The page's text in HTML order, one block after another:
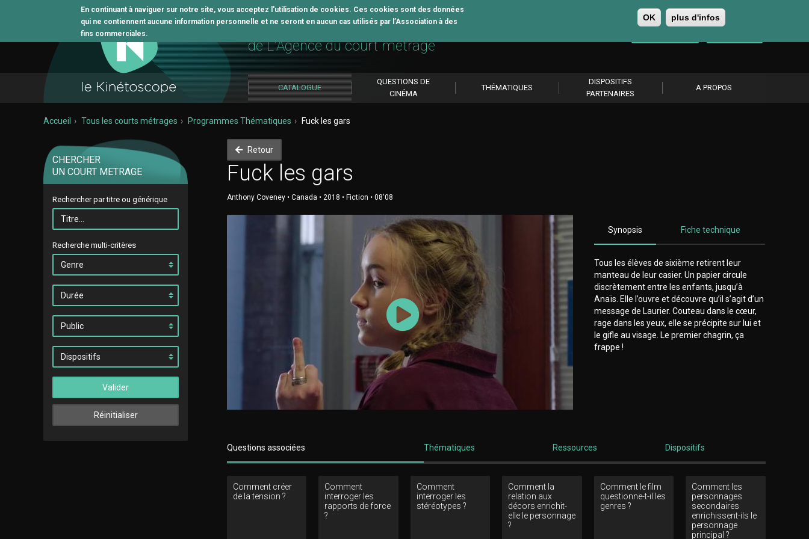
En continuant à naviguer sur notre site, vous acceptez l'utilisation de cookies. Ces cookies sont des données
qui ne contiennent aucune information personnelle et ne seront en aucun cas utilisés par l’Association à des
fins commerciales.
OK plus d'infos
L'outil pédagogique
de L'Agence du court métrage
CATALOGUE
QUESTIONS DE
CINÉMA
THÉMATIQUES
DISPOSITIFS
PARTENAIRES
A PROPOS
Accueil Tous les courts métrages Programmes Thématiques Fuck les gars
CHERCHER
UN COURT METRAGE
Rechercher par titre ou générique
Recherche multi-critères
Valider
Réinitialiser
Retour
Fuck les gars
Anthony Coveney • Canada • 2018 • Fiction • 08'08
Lancer la vidéo
Synopsis Fiche technique
Tous les élèves de sixième retirent leur
manteau de leur casier. Un papier circule
discrètement entre les enfants, jusqu’à
Anaïs. Elle l’ouvre et découvre qu’il s’agit d’un
message de Laurier. Couteau dans le cœur,
rage dans les yeux, elle se précipite sur lui et
le gifle au visage. Le premier chagrin, ça
frappe !
Questions associées Thématiques Ressources Dispositifs
Comment créer
de la tension ?
Comment
interroger les
rapports de force
?
Comment
interroger les
stéréotypes ?
Comment la
relation aux
décors enrichit-
elle le personnage
?
Comment le film
questionne-t-il les
genres ?
Comment les
personnages
secondaires
enrichissent-ils le
personnage
principal ?